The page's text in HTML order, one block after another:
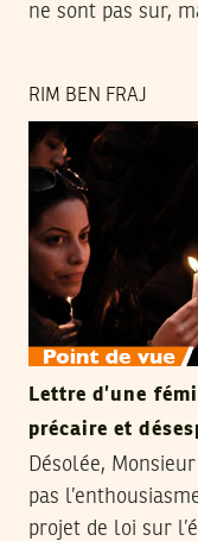
ne sont pas sur,
RIM BEN FRAJ
Lettre d’une
précaire et
Désolée,
pas
projet de loi sur